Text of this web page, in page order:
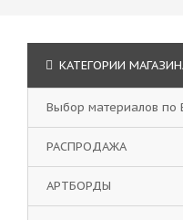
КАТЕГОРИИ
Выбор материалов по
РАСПРОДАЖА
АРТБОРДЫ